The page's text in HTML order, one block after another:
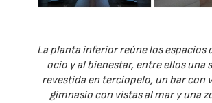
La planta inferior reúne los espacios
ocio y al bienestar, entre ellos una
revestida en terciopelo, un bar con
gimnasio con vistas al mar y una